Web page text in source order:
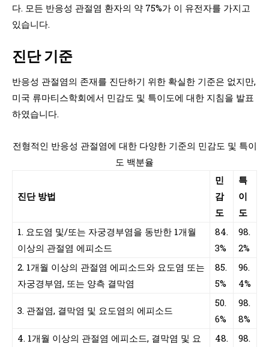
다. 모든 반응성 관절염 환자의 약 75%가 이 유전자를 가지고
있습니다.
진단 기준
반응성 관절염의 존재를 진단하기 위한 확실한 기준은 없지만,
미국 류마티스학회에서 민감도 및 특이도에 대한 지침을 발표
하였습니다.
전형적인 반응성 관절염에 대한 다양한 기준의 민감도 및 특이
도 백분율
진단 방법
민
감
도
특
이
도
1. 요도염 및/또는 자궁경부염을 동반한 1개월
이상의 관절염 에피소드
84.
3%
98.
2%
2. 1개월 이상의 관절염 에피소드와 요도염 또는
자궁경부염, 또는 양측 결막염
85.
5%
96.
4%
3. 관절염, 결막염 및 요도염의 에피소드
50.
6%
98.
8%
4. 1개월 이상의 관절염 에피소드, 결막염 및 요
48.
98.